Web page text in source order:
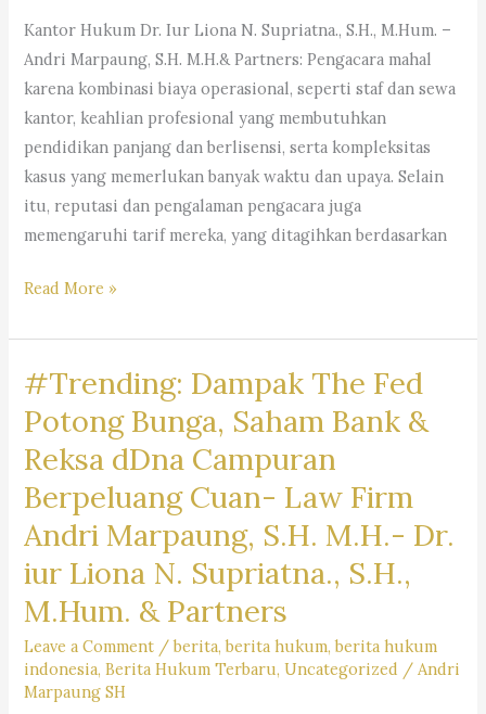
#saranjasahukum,
#mencaripengacara,
#lagibutuhjasapengacara,
Kantor Hukum Dr. Iur Liona N. Supriatna., S.H., M.Hum. –
Andri Marpaung, S.H. M.H.& Partners: Pengacara mahal
karena kombinasi biaya operasional, seperti staf dan sewa
kantor, keahlian profesional yang membutuhkan
pendidikan panjang dan berlisensi, serta kompleksitas
kasus yang memerlukan banyak waktu dan upaya. Selain
itu, reputasi dan pengalaman pengacara juga
memengaruhi tarif mereka, yang ditagihkan berdasarkan
Mengapa
Pengacara
Mahal
Kantor
Hukum
Dr.
Iur
Liona
N.
Supriatna.,
S.H.,
M.Hum.
–
Read More »
#Trending: Dampak The Fed
Potong Bunga, Saham Bank &
Reksa dDna Campuran
Berpeluang Cuan- Law Firm
Andri Marpaung, S.H. M.H.- Dr.
iur Liona N. Supriatna., S.H.,
M.Hum. & Partners
Leave a Comment /berita,berita hukum,berita hukum
indonesia,Berita Hukum Terbaru,Uncategorized /Andri
Marpaung SH